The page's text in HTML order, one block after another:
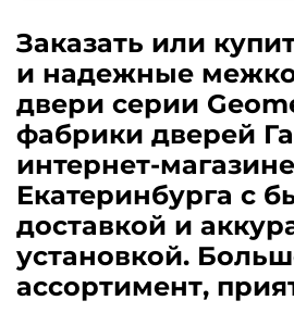
Заказать или
и надежные
двери серии
фабрики дверей
интернет-
Екатеринбурга с
доставкой и
установкой.
ассортимент,